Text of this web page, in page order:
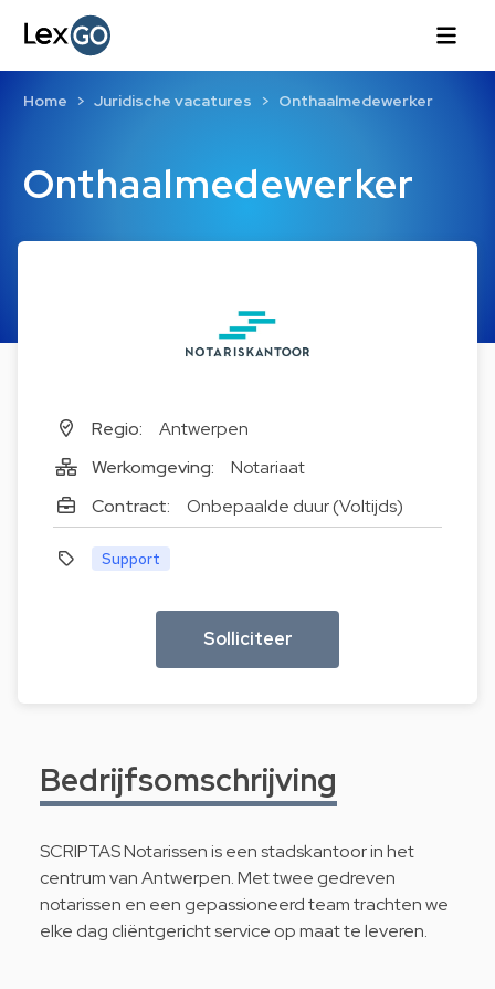
Onthaalmedewerker
Home Juridische vacatures Onthaalmedewerker
Regio:
Antwerpen
Werkomgeving:
Notariaat
Contract:
Onbepaalde duur (Voltijds)
Support
Solliciteer
Bedrijfsomschrijving
SCRIPTAS Notarissen is een stadskantoor in het
centrum van Antwerpen. Met twee gedreven
notarissen en een gepassioneerd team trachten we
elke dag cliëntgericht service op maat te leveren.